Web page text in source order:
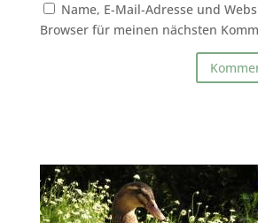
Name, E-Mail-Adresse und
Browser für meinen nächsten